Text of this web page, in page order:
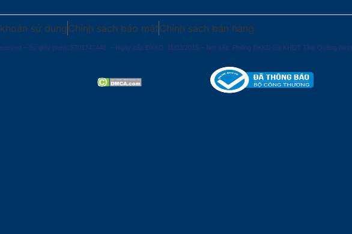
sử dụngChính sách bảo mậtChính sách bán hàng
– Số giấy phép: 5701747448 – Ngày cấp ĐKKD: 11/02/2015 – Nơi cấp: Phòng ĐKKD Sở KHĐT Tỉnh Quảng Ninh.